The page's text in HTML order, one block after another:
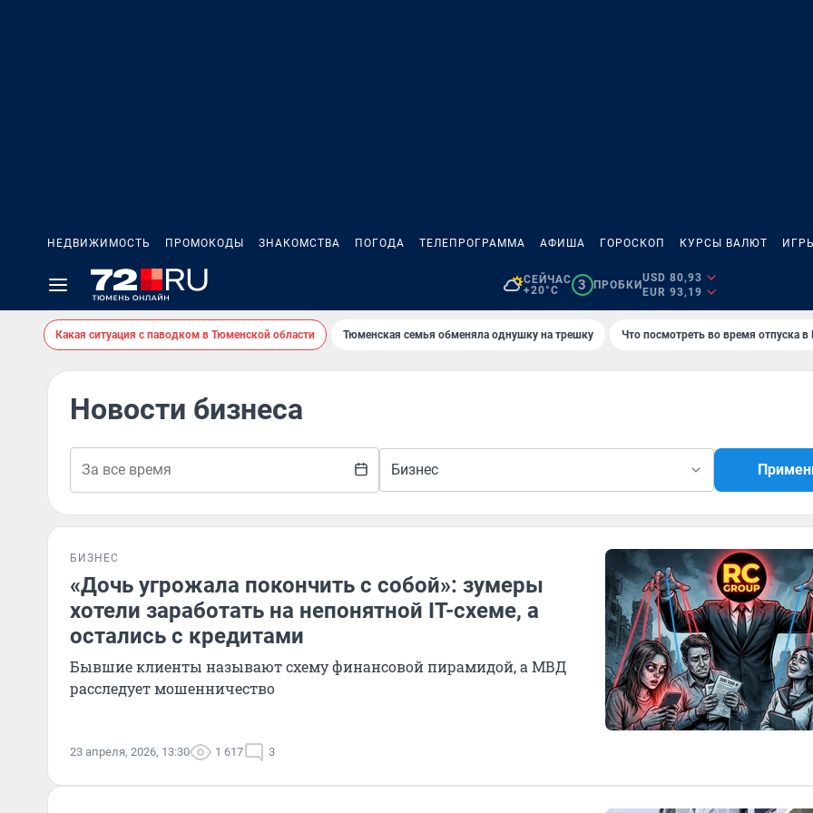
НЕДВИЖИМОСТЬ ПРОМОКОДЫ ЗНАКОМСТВА ПОГОДА ТЕЛЕПРОГРАММА АФИША ГОРОСКОП КУРСЫ ВАЛЮТ
СЕЙЧАС
+20°C
3 ПРОБКИ
USD 80,93
EUR 93,19
Какая ситуация с паводком в Тюменской области Тюменская семья обменяла однушку на трешку Что посмотреть во время отпуска в
Новости бизнеса
Бизнес
БИЗНЕС
«Дочь угрожала покончить с собой»: зумеры
хотели заработать на непонятной IT-схеме, а
остались с кредитами
Бывшие клиенты называют схему финансовой пирамидой, а МВД
расследует мошенничество
23 апреля, 2026, 13:30 1 617 3